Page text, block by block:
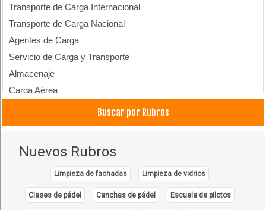
Transporte de Carga Internacional
Transporte de Carga Nacional
Agentes de Carga
Servicio de Carga y Transporte
Almacenaje
Carga Aérea
Trámites Aduaneros
Buscar por Rubros
Nuevos Rubros
Limpieza de fachadas Limpieza de vidrios
Clases de pádel Canchas de pádel Escuela de pilotos